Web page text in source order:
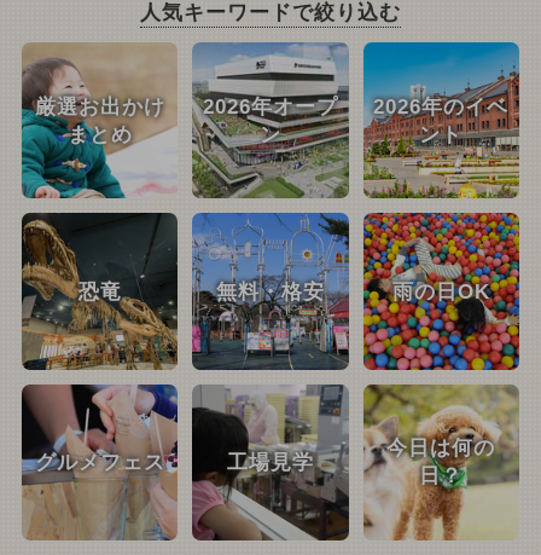
人気キーワードで絞り込む
厳選お出かけ
まとめ
2026年オープ
ン
2026年のイベ
ント
恐竜 無料・格安 雨の日OK
グルメフェス 工場見学
今日は何の
日？